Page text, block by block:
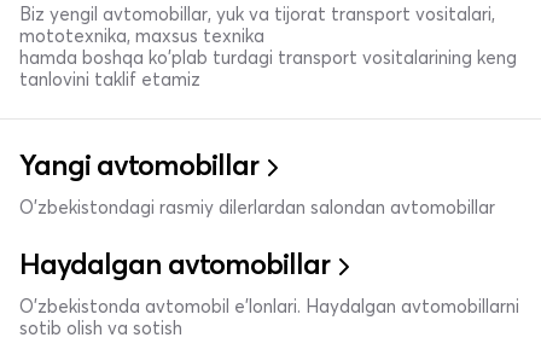
Biz yengil avtomobillar, yuk va tijorat transport vositalari,
mototexnika, maxsus texnika
hamda boshqa ko'plab turdagi transport vositalarining keng
tanlovini taklif etamiz
Yangi avtomobillar
O'zbekistondagi rasmiy dilerlardan salondan avtomobillar
Haydalgan avtomobillar
O'zbekistonda avtomobil e’lonlari. Haydalgan avtomobillarni
sotib olish va sotish